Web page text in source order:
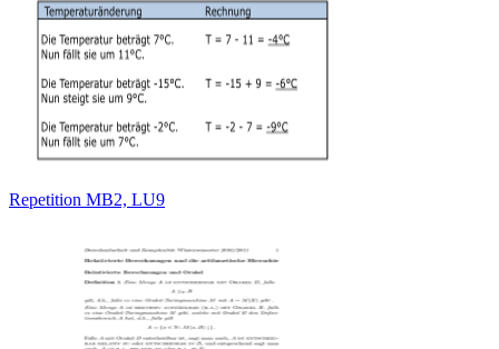
Repetition MB2, LU9